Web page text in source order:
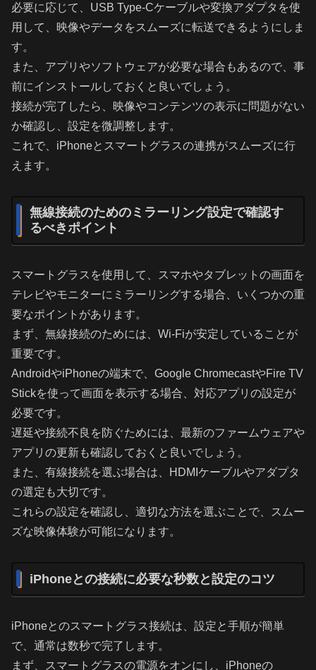
必要に応じて、USB Type-Cケーブルや変換アダプタを使
用して、映像やデータをスムーズに転送できるようにしま
す。
また、アプリやソフトウェアが必要な場合もあるので、事
前にインストールしておくと良いでしょう。
接続が完了したら、映像やコンテンツの表示に問題がない
か確認し、設定を微調整します。
これで、iPhoneとスマートグラスの連携がスムーズに行
えます。
無線接続のためのミラーリング設定で確認す
るべきポイント
スマートグラスを使用して、スマホやタブレットの画面を
テレビやモニターにミラーリングする場合、いくつかの重
要なポイントがあります。
まず、無線接続のためには、Wi-Fiが安定していることが
重要です。
AndroidやiPhoneの端末で、Google ChromecastやFire TV
Stickを使って画面を表示する場合、対応アプリの設定が
必要です。
遅延や接続不良を防ぐためには、最新のファームウェアや
アプリの更新も確認しておくと良いでしょう。
また、有線接続を選ぶ場合は、HDMIケーブルやアダプタ
の選定も大切です。
これらの設定を確認し、適切な方法を選ぶことで、スムー
ズな映像体験が可能になります。
iPhoneとの接続に必要な秒数と設定のコツ
iPhoneとのスマートグラス接続は、設定と手順が簡単
で、通常は数秒で完了します。
まず、スマートグラスの電源をオンにし、iPhoneの